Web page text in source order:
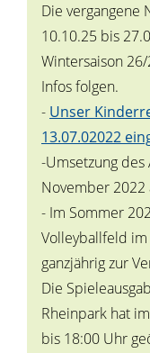
Die vergangene
10.10.25 bis
Wintersaison
Infos folgen.
- Unser
13.07.02022
-Umsetzung
November 2022
- Im Sommer
Volleyballfeld
ganzjährig zur
Die
Rheinpark hat
bis 18:00 Uhr